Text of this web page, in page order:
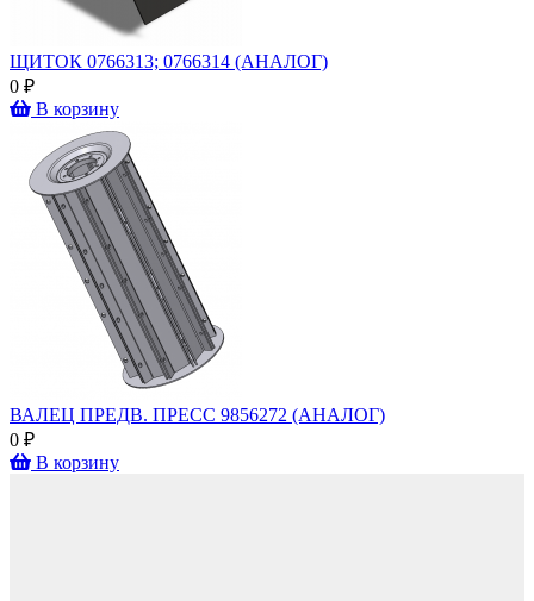
ЩИТОК 0766313; 0766314 (АНАЛОГ)
0 ₽
В корзину
ВАЛЕЦ ПРЕДВ. ПРЕСС 9856272 (АНАЛОГ)
0 ₽
В корзину